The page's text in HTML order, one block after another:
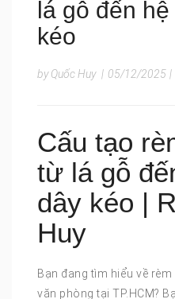
lá gỗ đến
kéo
by Quốc Huy | 05/12/2025 |
Cấu tạo
từ lá gỗ
dây kéo |
Huy
Bạn đang tìm hiểu về
văn phòng tại TP.HCM?